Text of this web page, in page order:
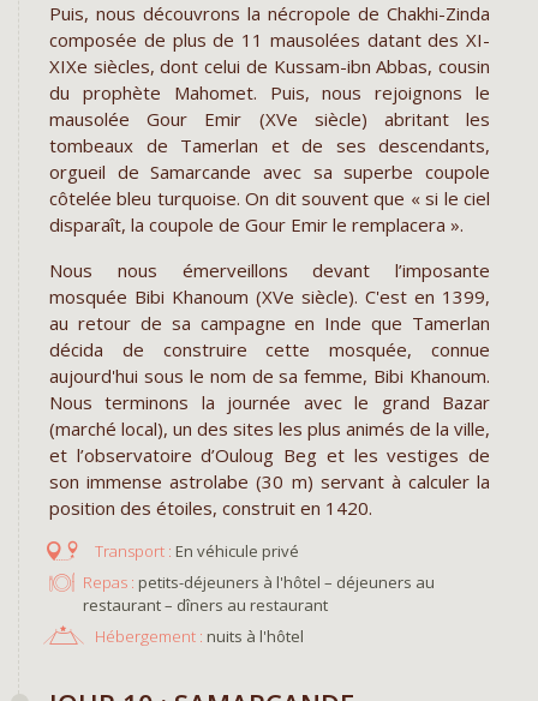
Puis, nous découvrons la nécropole de Chakhi-Zinda
composée de plus de 11 mausolées datant des XI-
XIXe siècles, dont celui de Kussam-ibn Abbas, cousin
du prophète Mahomet. Puis, nous rejoignons le
mausolée Gour Emir (XVe siècle) abritant les
tombeaux de Tamerlan et de ses descendants,
orgueil de Samarcande avec sa superbe coupole
côtelée bleu turquoise. On dit souvent que « si le ciel
disparaît, la coupole de Gour Emir le remplacera ».
Nous nous émerveillons devant l’imposante
mosquée Bibi Khanoum (XVe siècle). C'est en 1399,
au retour de sa campagne en Inde que Tamerlan
décida de construire cette mosquée, connue
aujourd'hui sous le nom de sa femme, Bibi Khanoum.
Nous terminons la journée avec le grand Bazar
(marché local), un des sites les plus animés de la ville,
et l’observatoire d’Ouloug Beg et les vestiges de
son immense astrolabe (30 m) servant à calculer la
position des étoiles, construit en 1420.
En véhicule privé
Repas : petits-déjeuners à l'hôtel – déjeuners au
restaurant – dîners au restaurant
Hébergement : nuits à l'hôtel